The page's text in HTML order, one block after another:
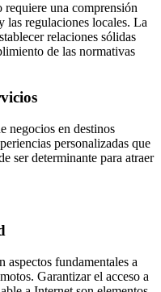
una comprensión
las regulaciones locales. La
relaciones sólidas
de las normativas
negocios en destinos
personalizadas que
ser determinante para atraer
fundamentales a
Garantizar el acceso a